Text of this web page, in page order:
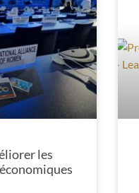
les